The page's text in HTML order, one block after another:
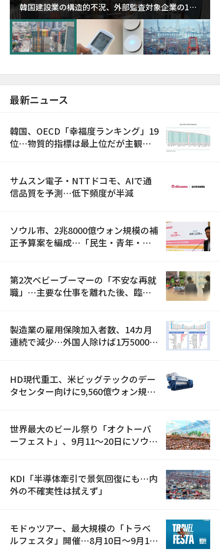
韓国建設業の構造的不況、外部監査対象企業の1割
超が「ゾンビ企業」に…5年で2.8倍増
最新ニュース
韓国、OECD「幸福度ランキング」19
位…物質的指標は最上位だが主観的
サムスン電子・NTTドコモ、AIで通
信品質を予測…低下頻度が半減
ソウル市、2兆8000億ウォン規模の補
正予算案を編成…「民生・青年・安
第2次ベビーブーマーの「不安な再就
職」…主要な仕事を離れた後、臨時
製造業の雇用保険加入者数、14カ月
連続で減少…外国人除けば1万5000人
HD現代重工、米ビッグテックのデー
タセンター向けに9,560億ウォン規模
世界最大のビール祭り「オクトーバ
ーフェスト」、9月11〜20日にソウル
KDI「半導体牽引で景気回復にも…内
外の不確実性は拭えず」
モドゥツアー、最大規模の「トラベ
ルフェスタ」開催…8月10日～9月11